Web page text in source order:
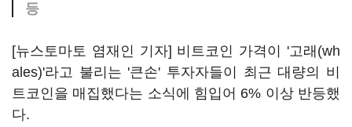
등
[뉴스토마토 염재인 기자] 비트코인 가격이 '고래(wh
ales)'라고 불리는 '큰손' 투자자들이 최근 대량의 비
트코인을 매집했다는 소식에 힘입어 6% 이상 반등했
다.